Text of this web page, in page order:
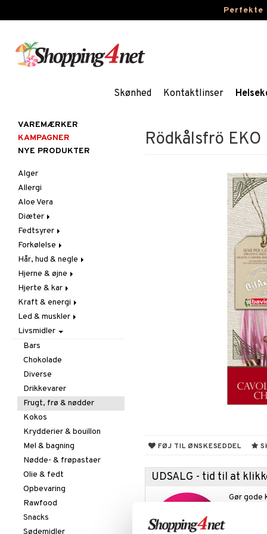
Perfekte
Skønhed Kontaktlinser
Rödkålsfrö EKO
FØJ TIL ØNSKESEDDEL
UDSALG - tid til at
Gør gode
VAREMÆRKER
KAMPAGNER
NYE PRODUKTER
Alger
Allergi
Aloe Vera
Diæter
Glutenintolerant
LCHF
Raw Food
Fedtsyrer
Marina fedtsyrer
Veg fedtsyrer
Forkølelse
C-vitamin
Forebyggende &
lindrende
Hostdæmpende
Hvidløg
Øre, næse & hals
Øvrige
Virushæmmende
Hår, hud & negle
Hår
Kosttilskud
Sol & pigment
Hjerne & øjne
Fedtsyrer
Hukommelse
Øjne
Hjerte & kar
Årestyrkende
Ginkgo biloba
Kolesterolsænkende
Marina fedtsyrer
Veg fedtsyrer
Kraft & energi
Ginseng
Øvrige
Prestation
Q-10
Rosenrod
Schizandra
Led & muskler
Kosttillskott
Udvortes
Livsmidler
Bars
Chokolade
Diverse
Drikkevarer
Frugt, frø & nødder
Kokos
Krydderier & bouillon
Mel & bagning
Nødde- & frøpastaer
Olie & fedt
Opbevaring
Rawfood
Snacks
Sødemidler